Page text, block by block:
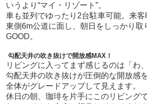
いうより“マイ・リゾート”。
車も並列でゆったり2台駐車可能。来客
東側6m公道に面し、朝日をしっかり取
GOOD。
勾配天井の吹き抜けで開放感MAX！
リビングに入ってまず感じるのは「わ
勾配天井の吹き抜けが圧倒的な開放感
全体がグレードアップして見えます。
休日の朝、珈琲を片手にこのリビング